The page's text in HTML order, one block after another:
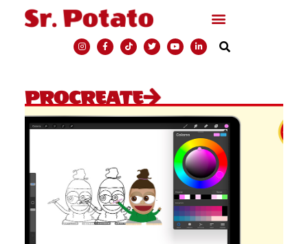
PROCREATE